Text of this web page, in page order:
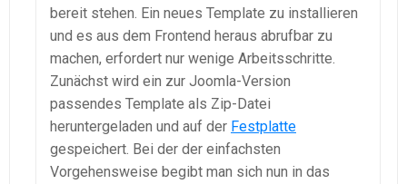
bereit stehen. Ein neues Template zu installieren
und es aus dem Frontend heraus abrufbar zu
machen, erfordert nur wenige Arbeitsschritte.
Zunächst wird ein zur Joomla-Version
passendes Template als Zip-Datei
heruntergeladen und auf der Festplatte
gespeichert. Bei der der einfachsten
Vorgehensweise begibt man sich nun in das